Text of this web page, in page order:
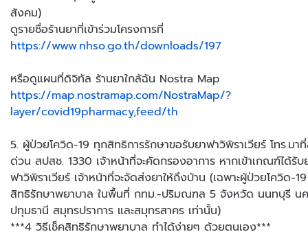
สังคม)
ดูรายชื่อร้านยาที่เข้าร่วมโครงการที่
https://www.nhso.go.th/downloads/197
หรือดูแผนที่ดิจิทัล ร้านยาใกล้ฉัน Nostra Map
https://map.nostramap.com/NostraMap/?
layer/covid19pharmacy,feed/th
5. ผู้ป่วยโควิด-19 ทุกสิทธิการรักษาขอรับยาฟาวิพิราเวียร์ โทร.มา
ด่วน สปสช. 1330 เจ้าหน้าที่จะคัดกรองอาการ หากเข้าเกณฑ์ได้รับ
ฟาวิพิราเวียร์ เจ้าหน้าที่จะจัดส่งยาให้ถึงบ้าน (เฉพาะผู้ป่วยโควิด-
สิทธิรักษาพยาบาล ในพื้นที่ กทม.-ปริมณฑล 5 จังหวัด นนทบุรี น
ปทุมธานี สมุทรปราการ และสมุทรสาคร เท่านั้น)
***4 วิธีเช็คสิทธิรักษาพยาบาล ทำได้ง่ายๆ ด้วยตนเอง***